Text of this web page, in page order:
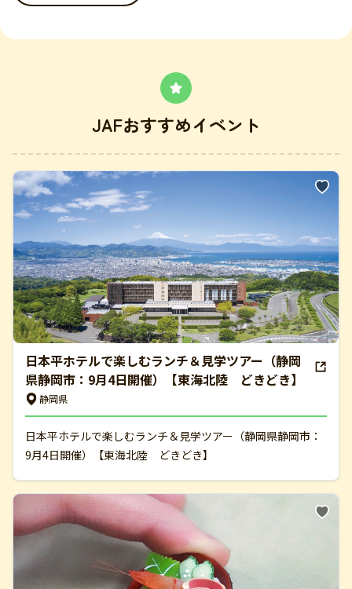
JAFおすすめイベント
日本平ホテルで楽しむランチ＆見学ツアー（静岡
県静岡市：9月4日開催）【東海北陸 どきどき】
静岡県
日本平ホテルで楽しむランチ＆見学ツアー（静岡県静岡市：
9月4日開催）【東海北陸 どきどき】